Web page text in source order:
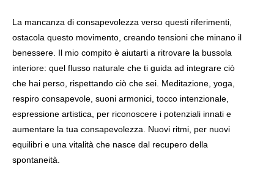
La mancanza di consapevolezza verso questi riferimenti,
ostacola questo movimento, creando tensioni che minano il
benessere. Il mio compito è aiutarti a ritrovare la bussola
interiore: quel flusso naturale che ti guida ad integrare ciò
che hai perso, rispettando ciò che sei. Meditazione, yoga,
respiro consapevole, suoni armonici, tocco intenzionale,
espressione artistica, per riconoscere i potenziali innati e
aumentare la tua consapevolezza. Nuovi ritmi, per nuovi
equilibri e una vitalità che nasce dal recupero della
spontaneità.